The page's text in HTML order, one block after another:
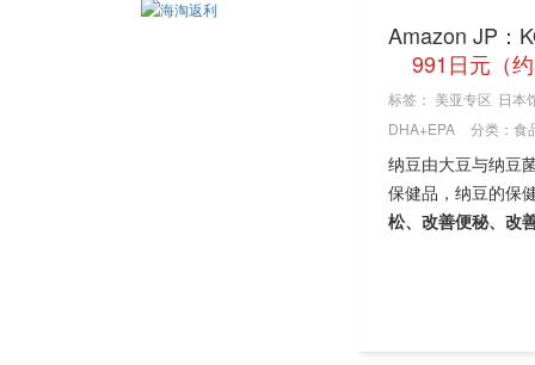
Amazon JP：
991日元（
标签： 美亚专区 日本
DHA+EPA
分类： 食
纳豆由大豆与纳豆
保健品，纳豆的保
松、改善便秘、改